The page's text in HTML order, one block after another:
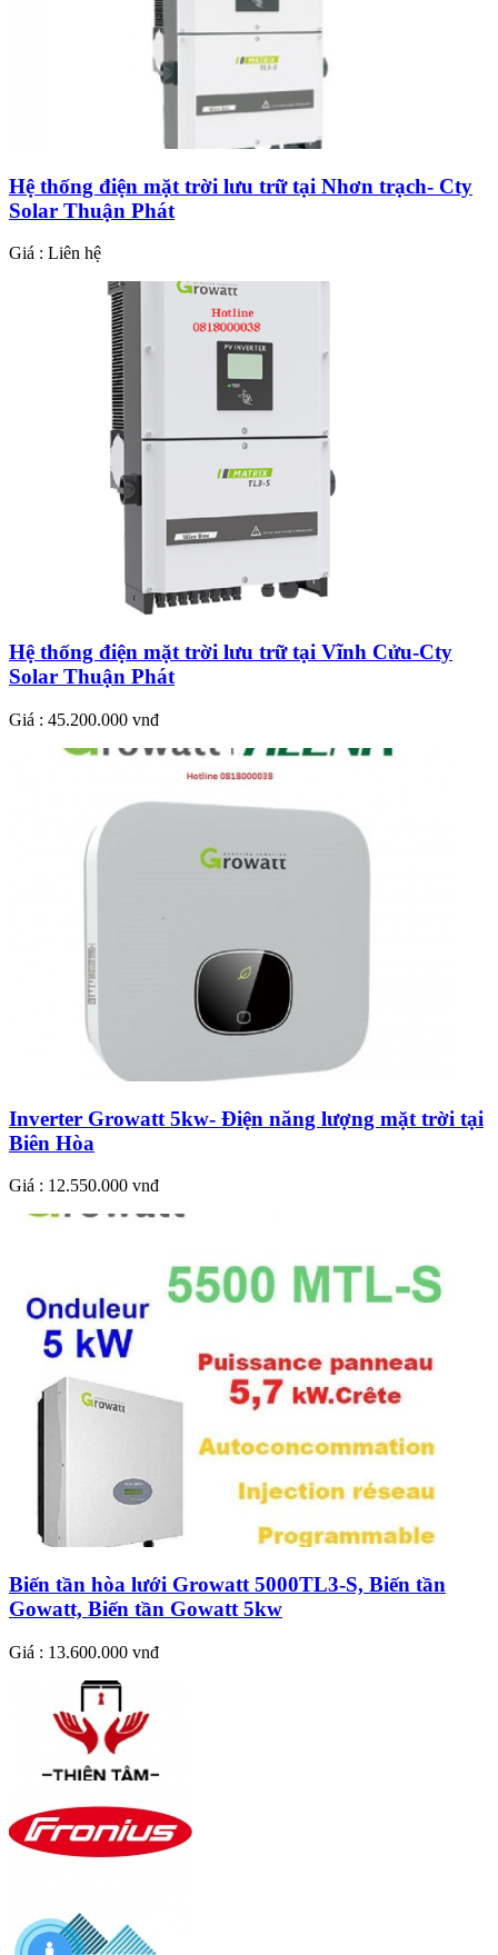
Hệ thống điện mặt trời lưu trữ tại Nhơn trạch- Cty
Solar Thuận Phát
Giá : Liên hệ
Hệ thống điện mặt trời lưu trữ tại Vĩnh Cửu-Cty
Solar Thuận Phát
Giá : 45.200.000 vnđ
Inverter Growatt 5kw- Điện năng lượng mặt trời tại
Biên Hòa
Giá : 12.550.000 vnđ
Biến tần hòa lưới Growatt 5000TL3-S, Biến tần
Gowatt, Biến tần Gowatt 5kw
Giá : 13.600.000 vnđ